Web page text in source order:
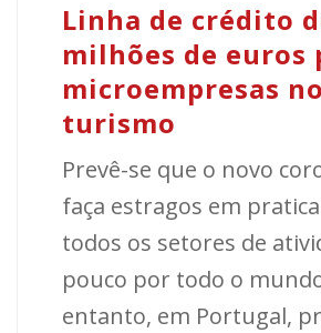
Linha de crédito
milhões de euros
microempresas no
turismo
Prevê-se que o novo
faça estragos em
todos os setores de
pouco por todo o
entanto, em Portugal,